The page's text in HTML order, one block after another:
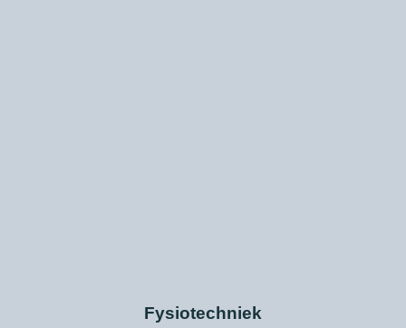
Fysiotechniek